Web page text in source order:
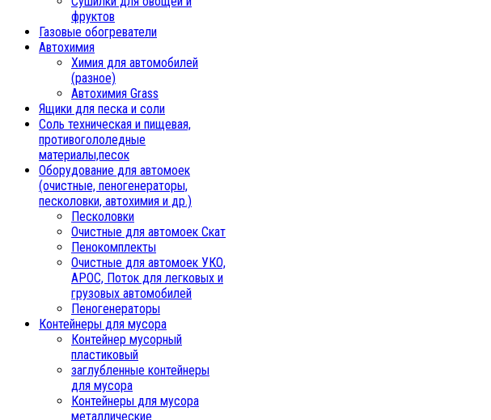
фруктов
Газовые обогреватели
Автохимия
Химия для автомобилей
(разное)
Автохимия Grass
Ящики для песка и соли
Соль техническая и пищевая,
противогололедные
материалы,песок
Oборудование для автомоек
(очистные, пеногенераторы,
песколовки, автохимия и др.)
Песколовки
Очистные для автомоек Скат
Пенокомплекты
Очистные для автомоек УКО,
АРОС, Поток для легковых и
грузовых автомобилей
Пеногенераторы
Контейнеры для мусора
Контейнер мусорный
пластиковый
заглубленные контейнеры
для мусора
Контейнеры для мусора
металлические